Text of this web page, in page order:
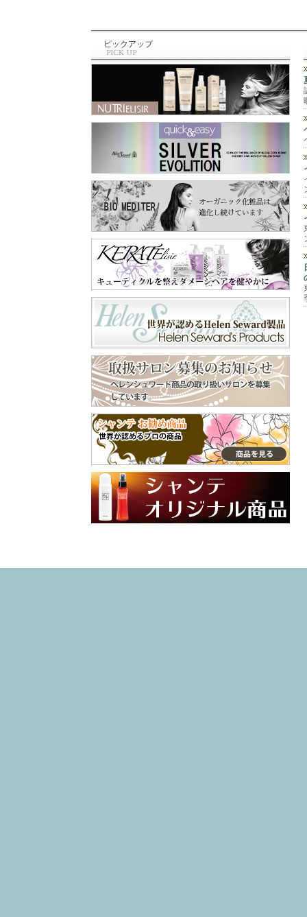
最近のお買い物⁡ ⁡🆕
商品✨⁡⁡ トリミング
の先生に⁡ ⁡お教え頂
いた⁡ ⁡シャンプー＆
スリッカー⁡ ⁡シャン
プーは⁡ ⁡@labnat_ja
pan さん😊⁡ ⁡スリッ
カーは⁡ ⁡@beards.ll
c さん😊⁡ ⁡シャンプ
ーは、オーガニッ
クで⁡ ⁡とても優しい
成分なのに⁡ ⁡トリー
トメントなくても⁡ ⁡
さらふわに仕上が
り、しかも⁡ ⁡汚れが
ひどくなかったら⁡ ⁡
一度洗いでも きち
んと落とせる⁡ ⁡優れ
もの✨⁡ ⁡わん子にも
飼い主にも負担を⁡ ⁡
軽減するシャンプ
ー😍⁡ ⁡スリッカー
は、軽く使いやす
くで⁡ ピン長めのタ
イプだから、頭用
♪⁡ ‎˖٭ .‎˖٭ .‎˖٭ .‎˖٭ .‎˖٭
.‎˖٭ .‎˖٭ .‎˖٭ .‎˖٭ .‎˖٭‎˖٭
.‎˖٭ .‎˖٭ .‎˖٭ .‎˖٭ .‎˖٭ .‎˖
٭ .‎˖٭ .‎˖٭ ありがと
うございます♡ 大
切なご家族との毎
日にラプナットを
取り入れていただ
けてとても嬉しい
です✨ やさしい使
い心地や自然な香
りを感じていただ
けたら幸いです。
けしていきます🌼
と違って、泡のム
手につけると泡が
なくなって水々し
くてとても手がし
っとり艶々に🫶 そ
して爪もピカピカ
✨💅 手肌が痛む前
に守ってくれます
😉 これ一本で『保
護と保湿』の両方
が出来るので一年
中使えます😊 お顔
以外の乾燥が気に
なる所にも使えま
ペーパーを扱う業
務作業、指先を使
う細かい作業な
ど、手を使うあら
ゆる作業🖐️ 飲食店
や家庭での食器洗
い洗剤や消毒剤等
の刺激から手肌を
守ってくれます😊
美容師やトリマー
などよくシャンプ
ーをする手肌にも
おすすめ😌 嫌な臭
くれます😄 普段使
ってるクリームと
違った手肌フォー
ム、是非、試して
グラム @syante.o
nline 商品サイト h
ttps://www.syante-
#プロテクトフォ